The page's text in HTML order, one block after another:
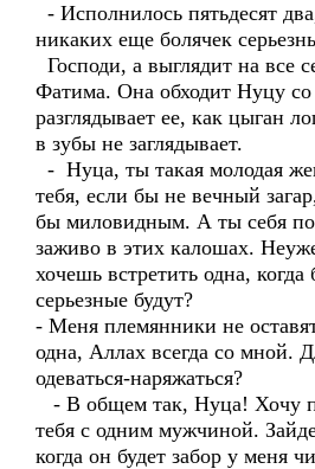
- Исполнилось пятьдесят
никаких еще болячек
Господи, а выглядит на все
Фатима. Она обходит Нуцу со
разглядывает ее, как цыган
в зубы не заглядывает.
- Нуца, ты такая молодая
тебя, если бы не вечный
бы миловидным. А ты себя
заживо в этих калошах.
хочешь встретить одна,
серьезные будут?
- Меня племянники не
одна, Аллах всегда со мной.
одеваться-наряжаться?
- В общем так, Нуца! Хочу
тебя с одним мужчиной.
когда он будет забор у меня